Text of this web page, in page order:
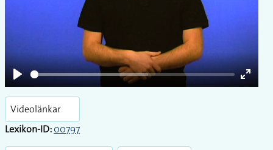
Play
Enter
Videolänkar
Lexikon-ID:00797